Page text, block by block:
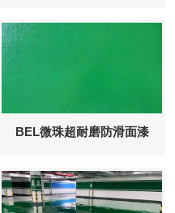
BEL微珠超耐磨防滑面漆